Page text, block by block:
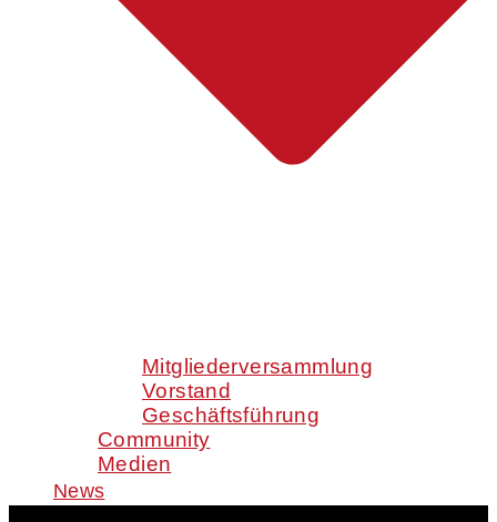
Mitgliederversammlung
Vorstand
Geschäftsführung
Community
Medien
News